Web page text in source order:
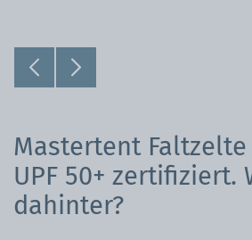
Mastertent
UPF 50+ zertifiziert.
dahinter?